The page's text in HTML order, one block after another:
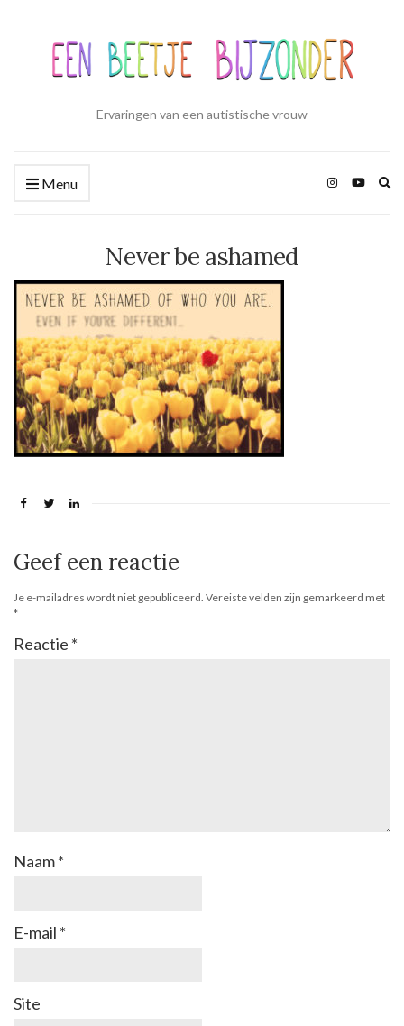
Ervaringen van een autistische vrouw
Menu
Never be ashamed
Geef een reactie
Je e-mailadres wordt niet gepubliceerd. Vereiste velden zijn gemarkeerd met
*
Reactie *
Naam*
E-mail *
Site